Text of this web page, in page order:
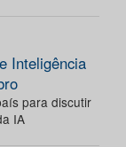
Inteligência
para discutir
IA